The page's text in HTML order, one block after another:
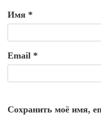
Имя *
Email *
Сохранить моё имя,